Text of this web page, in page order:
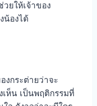
ยให้เจ้าของ
น้องได้
งกระต่ายว่าจะ
ห็น เป็นพฤติกรรมที่